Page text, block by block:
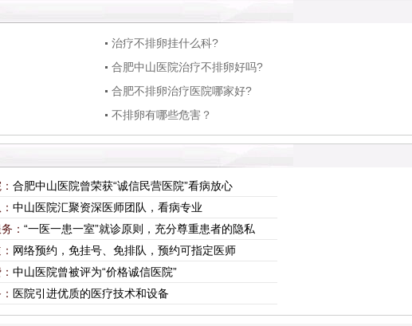
治疗不排卵挂什么科?
合肥中山医院治疗不排卵好吗?
合肥不排卵治疗医院哪家好?
不排卵有哪些危害？
合肥中山医院曾荣获“诚信民营医院”看病放心
中山医院汇聚资深医师团队，看病专业
： “一医一患一室”就诊原则，充分尊重患者的隐私
网络预约，免挂号、免排队，预约可指定医师
中山医院曾被评为“价格诚信医院”
医院引进优质的医疗技术和设备